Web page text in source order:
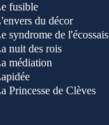
fusible
du décor
syndrome de l'écossais
nuit des rois
médiation
Princesse de Clèves